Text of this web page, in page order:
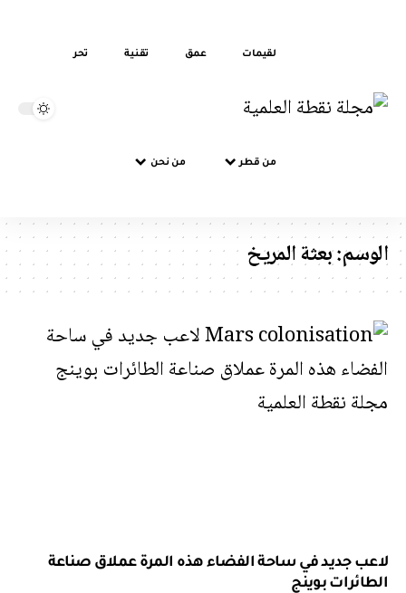
لقيمات عمق تقنية تحر
من قطر من نحن
الوسم:بعثة المريخ
لاعب جديد في ساحة الفضاء هذه المرة عملاق صناعة
الطائرات بوينج